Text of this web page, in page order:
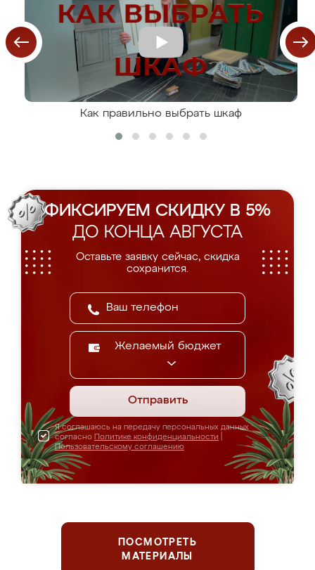
Как правильно выбрать шкаф
ФИКСИРУЕМ СКИДКУ В 5%
ДО КОНЦА АВГУСТА
Оставьте заявку сейчас, скидка
сохранится.
Желаемый бюджет
Отправить
Я соглашаюсь на передачу персональных данных
согласно Политике конфиденциальности
Пользовательскому соглашению
ПОСМОТРЕТЬ
МАТЕРИАЛЫ